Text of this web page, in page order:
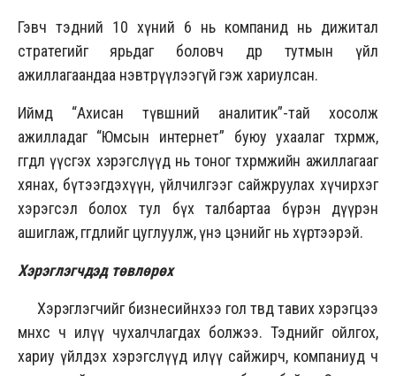
Гэвч тэдний 10 хүний 6 нь компанид нь дижитал
стратегийг ярьдаг боловч өдөр тутмын үйл
ажиллагаандаа нэвтрүүлээгүй гэж хариулсан.
Иймд “Ахисан түвшний аналитик”-тай хосолж
ажилладаг “Юмсын интернет” буюу ухаалаг төхөөрөмж,
өгөгдөл үүсгэх хэрэгслүүд нь тоног төхөөрөмжийн ажиллагааг
хянах, бүтээгдэхүүн, үйлчилгээг сайжруулах хүчирхэг
хэрэгсэл болох тул бүх талбартаа бүрэн дүүрэн
ашиглаж, өгөгдлийг цуглуулж, үнэ цэнийг нь хүртээрэй.
Хэрэглэгчдэд төвлөрөх
Хэрэглэгчийг бизнесийнхээ гол төвд тавих хэрэгцээ
өмнөхөөсөө ч илүү чухалчлагдах болжээ. Тэднийг ойлгох,
хариу үйлдэх хэрэгслүүд илүү сайжирч, компаниуд ч